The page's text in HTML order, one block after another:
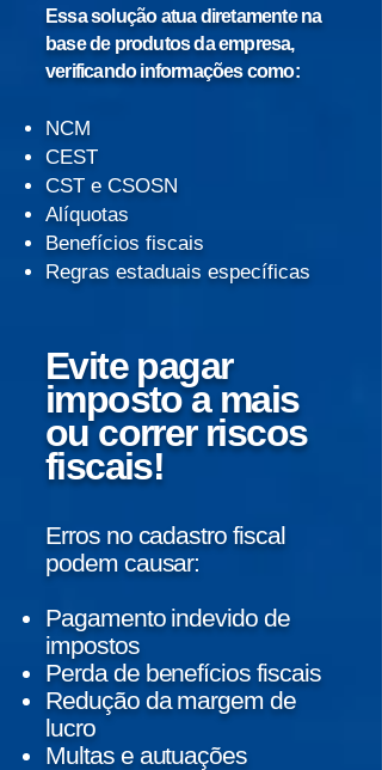
Essa solução atua diretamente na
base de produtos da empresa,
verificando informações como:
NCM
CEST
CST e CSOSN
Alíquotas
Benefícios fiscais
Regras estaduais específicas
Evite pagar
imposto a mais
ou correr riscos
fiscais!
Erros no cadastro fiscal
podem causar:
Pagamento indevido de
impostos
Perda de benefícios fiscais
Redução da margem de
lucro
Multas e autuações